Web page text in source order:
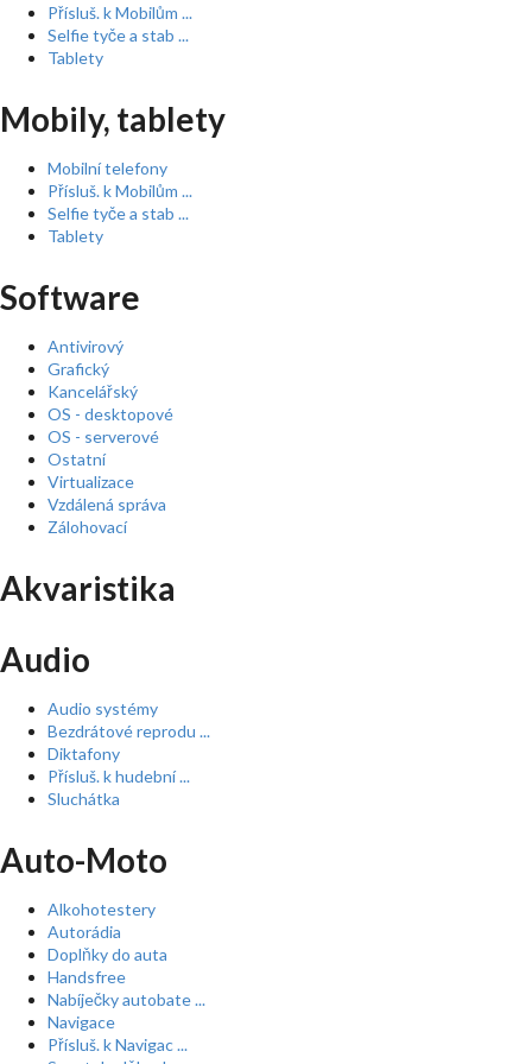
Přísluš. k Mobilům ...
Selfie tyče a stab ...
Tablety
Mobily, tablety
Mobilní telefony
Přísluš. k Mobilům ...
Selfie tyče a stab ...
Tablety
Software
Antivirový
Grafický
Kancelářský
OS - desktopové
OS - serverové
Ostatní
Virtualizace
Vzdálená správa
Zálohovací
Akvaristika
Audio
Audio systémy
Bezdrátové reprodu ...
Diktafony
Přísluš. k hudební ...
Sluchátka
Auto-Moto
Alkohotestery
Autorádia
Doplňky do auta
Handsfree
Nabíječky autobate ...
Navigace
Přísluš. k Navigac ...